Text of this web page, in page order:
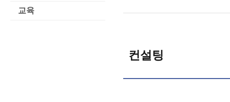
교육
컨설팅